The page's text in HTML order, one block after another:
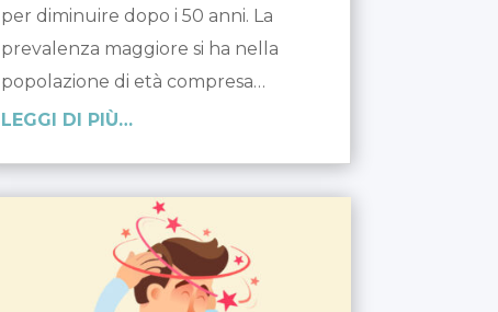
per diminuire dopo i 50 anni. La
prevalenza maggiore si ha nella
popolazione di età compresa…
LEGGI DI PIÙ…